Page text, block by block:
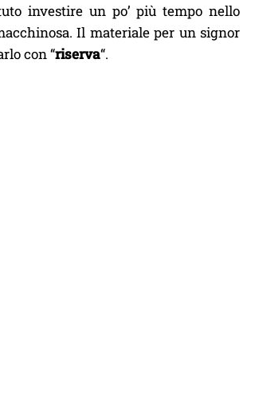
investire un po’ più tempo nello
Il materiale per un signor
con “riserva“.